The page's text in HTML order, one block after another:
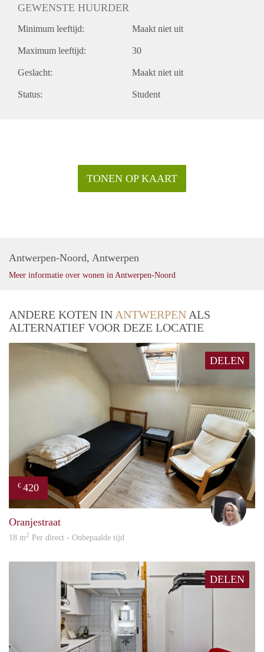
GEWENSTE HUURDER
Minimum leeftijd: Maakt niet uit
Maximum leeftijd: 30
Geslacht: Maakt niet uit
Status: Student
TONEN OP KAART
Antwerpen-Noord, Antwerpen
Meer informatie over wonen in Antwerpen-Noord
ANDERE KOTEN IN ANTWERPEN ALS
ALTERNATIEF VOOR DEZE LOCATIE
DELEN
€ 420
Evi
Oranjestraat
18 m2 Per direct - Onbepaalde tijd
DELEN